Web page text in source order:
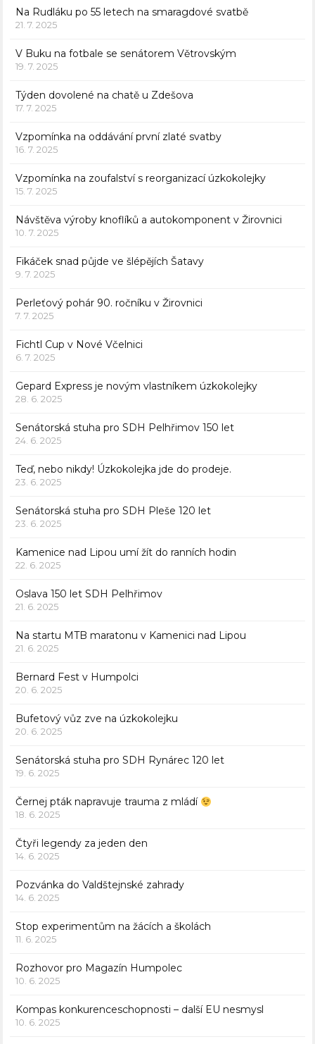
Na Rudláku po 55 letech na smaragdové svatbě
21. 7. 2025
V Buku na fotbale se senátorem Větrovským
19. 7. 2025
Týden dovolené na chatě u Zdešova
17. 7. 2025
Vzpomínka na oddávání první zlaté svatby
16. 7. 2025
Vzpomínka na zoufalství s reorganizací úzkokolejky
15. 7. 2025
Návštěva výroby knoflíků a autokomponent v Žirovnici
10. 7. 2025
Fikáček snad půjde ve šlépějích Šatavy
9. 7. 2025
Perleťový pohár 90. ročníku v Žirovnici
7. 7. 2025
Fichtl Cup v Nové Včelnici
6. 7. 2025
Gepard Express je novým vlastníkem úzkokolejky
28. 6. 2025
Senátorská stuha pro SDH Pelhřimov 150 let
24. 6. 2025
Teď, nebo nikdy! Úzkokolejka jde do prodeje.
23. 6. 2025
Senátorská stuha pro SDH Pleše 120 let
23. 6. 2025
Kamenice nad Lipou umí žít do ranních hodin
22. 6. 2025
Oslava 150 let SDH Pelhřimov
21. 6. 2025
Na startu MTB maratonu v Kamenici nad Lipou
21. 6. 2025
Bernard Fest v Humpolci
20. 6. 2025
Bufetový vůz zve na úzkokolejku
20. 6. 2025
Senátorská stuha pro SDH Rynárec 120 let
19. 6. 2025
Černej pták napravuje trauma z mládí
18. 6. 2025
Čtyři legendy za jeden den
14. 6. 2025
Pozvánka do Valdštejnské zahrady
14. 6. 2025
Stop experimentům na žácích a školách
11. 6. 2025
Rozhovor pro Magazín Humpolec
10. 6. 2025
Kompas konkurenceschopnosti – další EU nesmysl
10. 6. 2025